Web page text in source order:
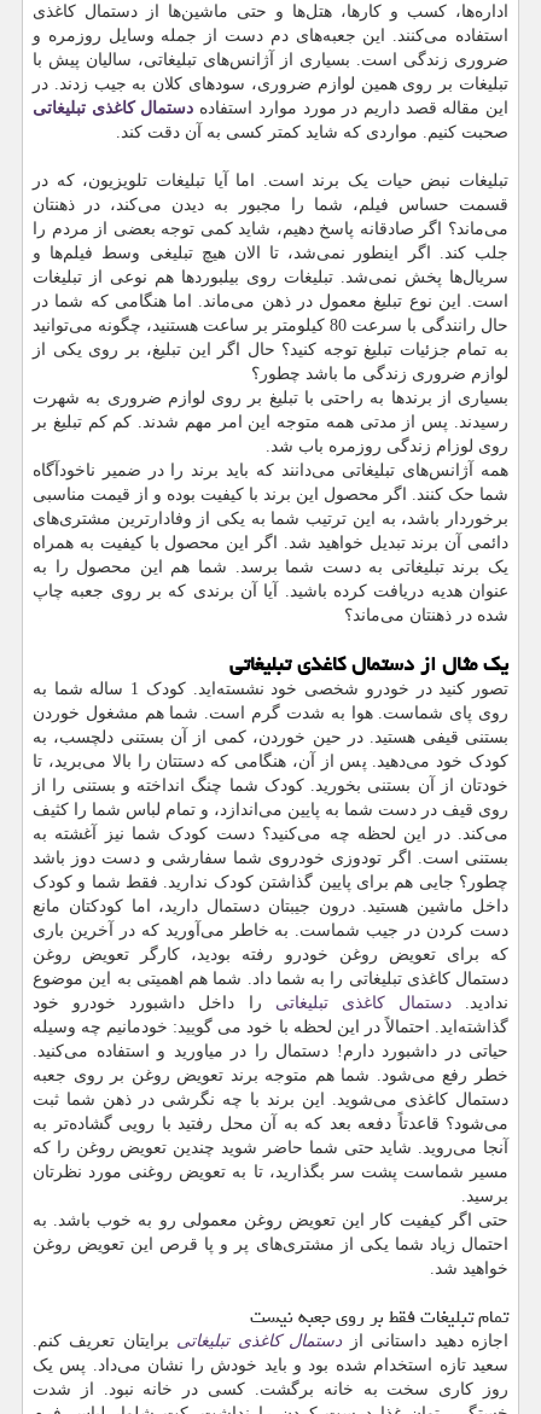
اداره‌ها، کسب و کارها، هتل‌ها و حتی ماشین‌ها از دستمال کاغذی
استفاده می‌کنند. این جعبه‌های دم دست از جمله وسایل روزمره و
ضروری زندگی است. بسیاری از آژانس‌های تبلیغاتی، سالیان پیش با
تبلیغات بر روی همین لوازم ضروری، سودهای کلان به جیب زدند. در
این مقاله قصد داریم در مورد موارد استفاده دستمال کاغذی تبلیغاتی
صحبت کنیم. مواردی که شاید کمتر کسی به آن دقت کند.
تبلیغات نبض حیات یک برند است. اما آیا تبلیغات تلویزیون، که در
قسمت حساس فیلم، شما را مجبور به دیدن می‌کند، در ذهنتان
می‌ماند؟ اگر صادقانه پاسخ دهیم، شاید کمی توجه بعضی از مردم را
جلب کند. اگر اینطور نمی‌شد، تا الان هیچ تبلیغی وسط فیلم‌ها و
سریال‌ها پخش نمی‌شد. تبلیغات روی بیلبوردها هم نوعی از تبلیغات
است. این نوع تبلیغ معمول در ذهن می‌ماند. اما هنگامی که شما در
حال رانندگی با سرعت 80 کیلومتر بر ساعت هستنید، چگونه می‌توانید
به تمام جزئیات تبلیغ توجه کنید؟ حال اگر این تبلیغ، بر روی یکی از
لوازم ضروری زندگی ما باشد چطور؟
بسیاری از برندها به راحتی با تبلیغ بر روی لوازم ضروری به شهرت
رسیدند. پس از مدتی همه متوجه این امر مهم شدند. کم کم تبلیغ بر
روی لوزام زندگی روزمره باب شد.
همه آژانس‌های تبلیغاتی می‌دانند که باید برند را در ضمیر ناخودآگاه
شما حک کنند. اگر محصول این برند با کیفیت بوده و از قیمت مناسبی
برخوردار باشد، به این ترتیب شما به یکی از وفادارترین مشتری‌های
دائمی آن برند تبدیل خواهید شد. اگر این محصول با کیفیت به همراه
یک برند تبلیغاتی به دست شما برسد. شما هم این محصول را به
عنوان هدیه دریافت کرده باشید. آیا آن برندی که بر روی جعبه چاپ
شده در ذهنتان می‌ماند؟
یک مثال از دستمال کاغذی تبلیغاتی
تصور کنید در خودرو شخصی خود نشسته‌اید. کودک 1 ساله شما به
روی پای شماست. هوا به شدت گرم است. شما هم مشغول خوردن
بستنی قیفی هستید. در حین خوردن، کمی از آن بستنی دلچسب، به
کودک خود می‌دهید. پس از آن، هنگامی که دستتان را بالا می‌برید، تا
خودتان از آن بستنی بخورید. کودک شما چنگ انداخته و بستنی را از
روی قیف در دست شما به پایین می‌اندازد، و تمام لباس شما را کثیف
می‌کند. در این لحظه چه می‌کنید؟ دست کودک شما نیز آغشته به
بستنی است. اگر تودوزی خودروی شما سفارشی و دست دوز باشد
چطور؟ جایی هم برای پایین گذاشتن کودک ندارید. فقط شما و کودک
داخل ماشین هستید. درون جیبتان دستمال دارید، اما کودکتان مانع
دست کردن در جیب شماست. به خاطر می‌آورید که در آخرین باری
که برای تعویض روغن خودرو رفته بودید، کارگر تعویض روغن
دستمال کاغذی تبلیغاتی را به شما داد. شما هم اهمیتی به این موضوع
ندادید.دستمال کاغذی تبلیغاتی را داخل داشبورد خودرو خود
گذاشته‌اید. احتمالاً در این لحظه با خود می گویید: خودمانیم چه وسیله
حیاتی در داشبورد دارم! دستمال را در میاورید و استفاده می‌کنید.
خطر رفع می‌شود. شما هم متوجه برند تعویض روغن بر روی جعبه
دستمال کاغذی می‌شوید. این برند با چه نگرشی در ذهن شما ثبت
می‌شود؟ قاعدتاً دفعه بعد که به آن محل رفتید با رویی گشاده‌تر به
آنجا می‌روید. شاید حتی شما حاضر شوید چندین تعویض روغن را که
مسیر شماست پشت سر بگذارید، تا به تعویض روغنی مورد نظرتان
برسید.
حتی اگر کیفیت کار این تعویض روغن معمولی رو به خوب باشد. به
احتمال زیاد شما یکی از مشتری‌های پر و پا قرص این تعویض روغن
خواهید شد.
تمام تبلیغات فقط بر روی جعبه نیست
اجازه دهید داستانی از دستمال کاغذی تبلیغاتی برایتان تعریف کنم.
سعید تازه استخدام شده بود و باید خودش را نشان می‌داد. پس یک
روز کاری سخت به خانه برگشت. کسی در خانه نبود. از شدت